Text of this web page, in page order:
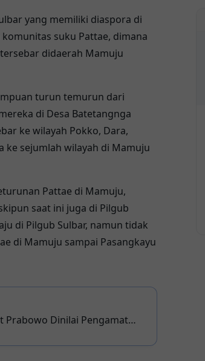
yang memiliki diaspora di
suku Pattae, dimana
didaerah Mamuju
turun temurun dari
di Desa Batetangnga
ke wilayah Pokko, Dara,
ke sejumlah wilayah di Mamuju
Pattae di Mamuju,
saat ini juga di Pilgub
di Pilgub Sulbar, namun tidak
di Mamuju sampai Pasangkayu
Pengamat